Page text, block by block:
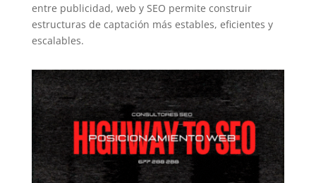
entre publicidad, web y SEO permite construir
estructuras de captación más estables, eficientes y
escalables.